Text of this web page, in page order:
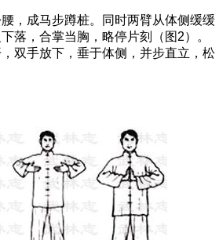
，成马步蹲桩。同时两臂从体侧缓缓
落，合掌当胸，略停片刻（图2）。
双手放下，垂于体侧，并步直立，松